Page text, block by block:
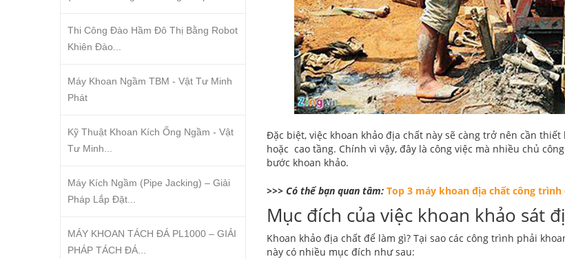
Thi Công Đào Hầm Đô Thị Bằng Robot
Khiên Đào...
Máy Khoan Ngầm TBM - Vật Tư Minh
Phát
Kỹ Thuật Khoan Kích Ống Ngầm - Vật
Tư Minh...
Máy Kích Ngầm (Pipe Jacking) – Giải
Pháp Lắp Đặt...
MÁY KHOAN TÁCH ĐÁ PL1000 – GIẢI
PHÁP TÁCH ĐÁ...
Đặc biệt, việc khoan khảo địa chất này sẽ càng trở nên cần
hoặc cao tầng. Chính vì vậy, đây là công việc mà nhiều chủ
bước khoan khảo.
>>> Có thể bạn quan tâm: Top 3 máy khoan địa chất công
Mục đích của việc khoan khảo sát
Khoan khảo địa chất để làm gì? Tại sao các công trình phải
này có nhiều mục đích như sau: